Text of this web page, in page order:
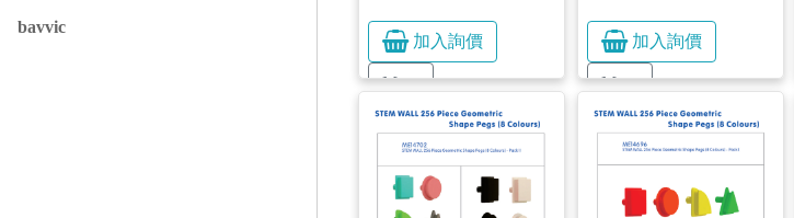
bavvic
加入詢價
More
加入詢價
More